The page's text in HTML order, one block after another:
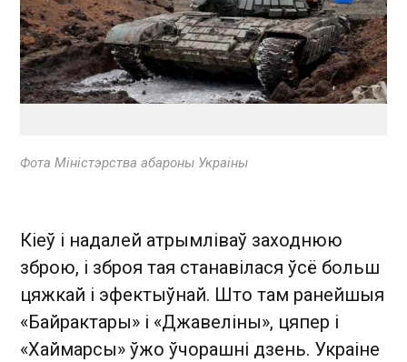
Фота Міністэрства абароны Украіны
Кіеў і надалей атрымліваў заходнюю
зброю, і зброя тая станавілася ўсё больш
цяжкай і эфектыўнай. Што там ранейшыя
«Байрактары» і «Джавеліны», цяпер і
«Хаймарсы» ўжо ўчорашні дзень. Украіне